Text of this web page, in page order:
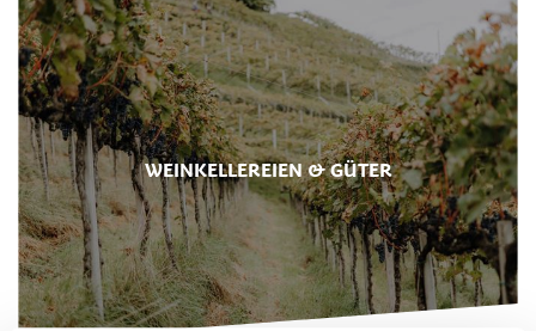
WEINKELLEREIEN & GÜTER